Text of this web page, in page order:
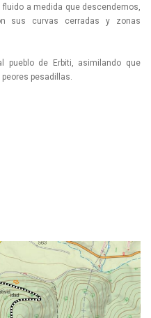
a medida que descendemos,
sus curvas cerradas y zonas
pueblo de Erbiti, asimilando que
pesadillas.